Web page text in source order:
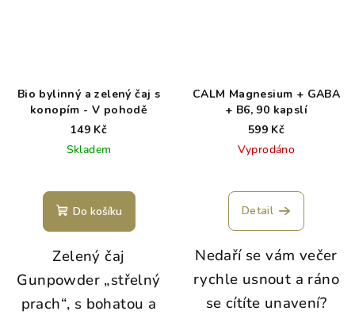
Bio bylinný a zelený čaj s
konopím - V pohodě
149 Kč
Skladem
Do košíku
Zelený čaj
Gunpowder „střelný
prach“, s bohatou a
CALM Magnesium + GABA
+ B6, 90 kapslí
599 Kč
Vyprodáno
Detail
Nedaří se vám večer
rychle usnout a ráno
se cítíte unavení?